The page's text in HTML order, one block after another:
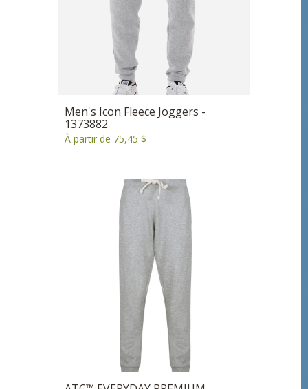
Men's Icon Fleece Joggers -
1373882
À partir de 75,45 $